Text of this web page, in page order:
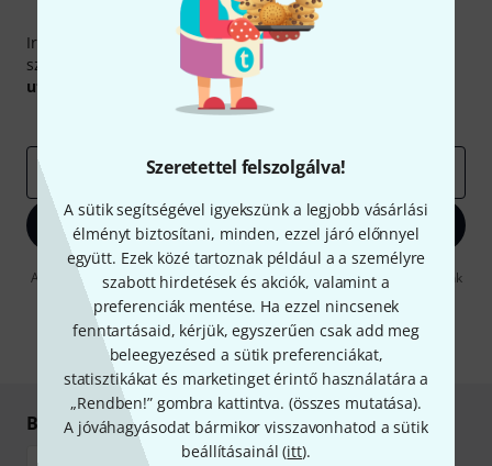
Szeretettel felszolgálva!
A sütik segítségével igyekszünk a legjobb vásárlási
élményt biztosítani, minden, ezzel járó előnnyel
együtt. Ezek közé tartoznak például a a személyre
szabott hirdetések és akciók, valamint a
preferenciák mentése. Ha ezzel nincsenek
fenntartásaid, kérjük, egyszerűen csak add meg
beleegyezésed a sütik preferenciákat,
statisztikákat és marketinget érintő használatára a
„Rendben!” gombra kattintva. (összes mutatása).
A jóváhagyásodat bármikor visszavonhatod a sütik
beállításainál (itt).
Thomann hírlevél
Iratkozz fel a Thomann angol nyelvű hírlevelére, és kis
szerencsével megnyerheted a50
utalvány
Inspiráló gondolatok
e-mail cím
Bejelentkezés
A "Bejelentkezés" gombra kattintva elfogadja, hogy e-mailben küldjünk
önnek hirdetéseket. Bármikor leiratkozhat erről. A hírlevélről további
információkat azdata protection guideline-ben talál.
* Kitöltés kötelező
Biztonságos vásárlás és fizetés